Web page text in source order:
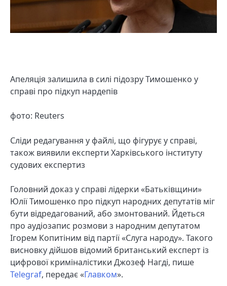
Апеляція залишила в силі підозру Тимошенко у
справі про підкуп нардепів
фото: Reuters
Сліди редагування у файлі, що фігурує у справі,
також виявили експерти Харківського інституту
судових експертиз
Головний доказ у справі лідерки «Батьківщини»
Юлії Тимошенко про підкуп народних депутатів міг
бути відредагований, або змонтований. Йдеться
про аудіозапис розмови з народним депутатом
Ігорем Копитіним від партії «Слуга народу». Такого
висновку дійшов відомий британський експерт із
цифрової криміналістики Джозеф Нагді, пише
Telegraf, передає «Главком».